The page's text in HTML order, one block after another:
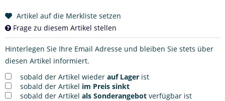
Artikel auf die Merkliste setzen
Frage zu diesem Artikel stellen
Hinterlegen Sie Ihre Email Adresse und bleiben Sie stets über
diesen Artikel informiert.
sobald der Artikel wieder auf Lager ist
sobald der Artikel im Preis sinkt
sobald der Artikel als Sonderangebot verfügbar ist